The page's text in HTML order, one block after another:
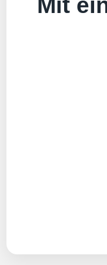
Mit